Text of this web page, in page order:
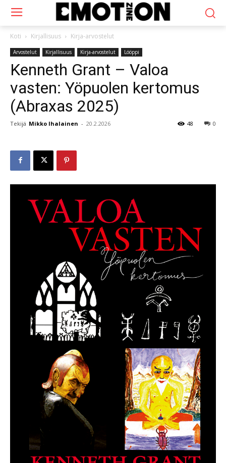
Koti Kirjallisuus Kirja-arvostelut
Arvostelut Kirjallisuus Kirja-arvostelut Lööppi
Kenneth Grant – Valoa
vasten: Yöpuolen kertomus
(Abraxas 2025)
Tekijä Mikko Ihalainen - 20.2.2026 0
48